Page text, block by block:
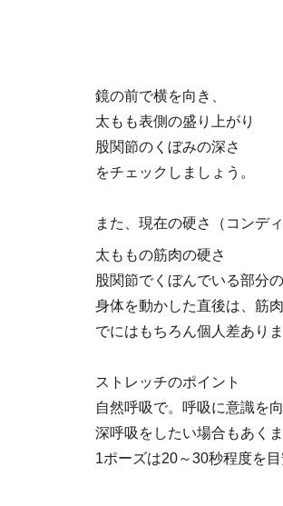
鏡の前で横を向き、
太もも表側の盛り上がり
股関節のくぼみの深さ
をチェックしましょう。
また、現在の硬さ（コンデ
太ももの筋肉の硬さ
股関節でくぼんでいる部分
身体を動かした直後は、筋
でにはもちろん個人差あり
ストレッチのポイント
自然呼吸で。呼吸に意識を
深呼吸をしたい場合もあく
1ポーズは20～30秒程度を